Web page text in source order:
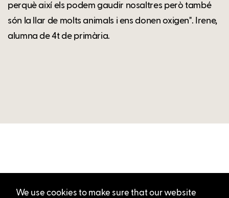
perquè així els podem gaudir nosaltres però també
són la llar de molts animals i ens donen oxigen". Irene,
alumna de 4t de primària.
We use cookies to make sure that our website